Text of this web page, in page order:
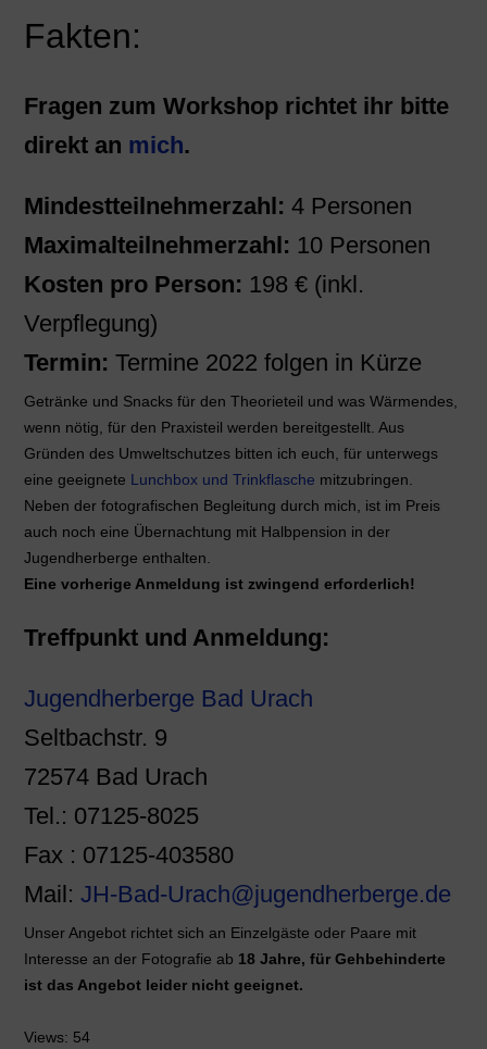
Fakten:
Fragen zum Workshop richtet ihr bitte
direkt an mich.
Mindestteilnehmerzahl: 4 Personen
Maximalteilnehmerzahl: 10 Personen
Kosten pro Person: 198 € (inkl.
Verpflegung)
Termin: Termine 2022 folgen in Kürze
Getränke und Snacks für den Theorieteil und was Wärmendes,
wenn nötig, für den Praxisteil werden bereitgestellt. Aus
Gründen des Umweltschutzes bitten ich euch, für unterwegs
eine geeignete Lunchbox und Trinkflasche mitzubringen.
Neben der fotografischen Begleitung durch mich, ist im Preis
auch noch eine Übernachtung mit Halbpension in der
Jugendherberge enthalten.
Eine vorherige Anmeldung ist zwingend erforderlich!
Treffpunkt und Anmeldung:
Jugendherberge Bad Urach
Seltbachstr. 9
72574 Bad Urach
Tel.: 07125-8025
Fax : 07125-403580
Mail: JH-Bad-Urach@jugendherberge.de
Unser Angebot richtet sich an Einzelgäste oder Paare mit
Interesse an der Fotografie ab 18 Jahre, für Gehbehinderte
ist das Angebot leidernicht geeignet.
Views: 54